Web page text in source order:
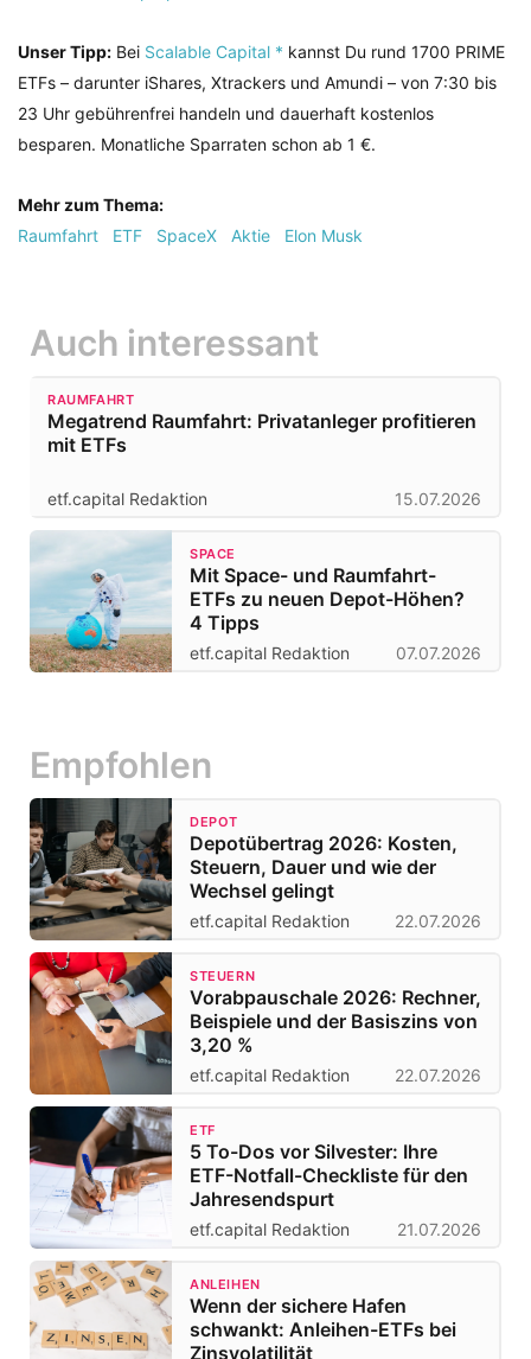
Unser Tipp: Bei Scalable Capital * kannst Du rund 1700 PRIME
ETFs – darunter iShares, Xtrackers und Amundi – von 7:30 bis
23 Uhr gebührenfrei handeln und dauerhaft kostenlos
besparen. Monatliche Sparraten schon ab 1 €.
Mehr zum Thema:
Raumfahrt
ETF SpaceX Aktie Elon Musk
Auch interessant
RAUMFAHRT
Megatrend Raumfahrt: Privatanleger profitieren
mit ETFs
etf.capital Redaktion 15.07.2026
SPACE
Mit Space- und Raumfahrt-
ETFs zu neuen Depot-Höhen?
4 Tipps
etf.capital Redaktion 07.07.2026
Empfohlen
DEPOT
Depotübertrag 2026: Kosten,
Steuern, Dauer und wie der
Wechsel gelingt
etf.capital Redaktion 22.07.2026
STEUERN
Vorabpauschale 2026: Rechner,
Beispiele und der Basiszins von
3,20 %
etf.capital Redaktion 22.07.2026
ETF
5 To-Dos vor Silvester: Ihre
ETF-Notfall-Checkliste für den
Jahresendspurt
etf.capital Redaktion 21.07.2026
ANLEIHEN
Wenn der sichere Hafen
schwankt: Anleihen-ETFs bei
Zinsvolatilität